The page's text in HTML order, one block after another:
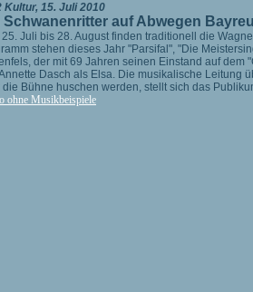
Kultur, 15. Juli 2010
Schwanenritter auf Abwegen
25. Juli bis 28. August finden traditionell die
stehen dieses Jahr "Parsifal", "Die
der mit 69 Jahren seinen Einstand auf
Dasch als Elsa. Die musikalische Leitung
die Bühne huschen werden, stellt sich das
ohne Musikbeispiele